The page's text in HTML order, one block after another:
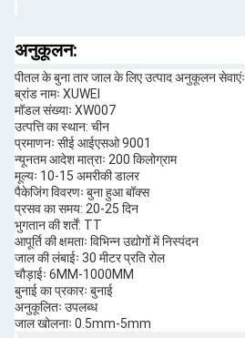
अनुकूलन:
पीतल के बुना तार जाल के लिए उत्पाद अनुकूलन सेवाएंः
ब्रांड नामः XUWEI
मॉडल संख्याः XW007
उत्पत्ति का स्थान: चीन
प्रमाणनः सीई आईएसओ 9001
न्यूनतम आदेश मात्राः 200 किलोग्राम
मूल्यः 10-15 अमरीकी डालर
पैकेजिंग विवरणः बुना हुआ बॉक्स
प्रसव का समय: 20-25 दिन
भुगतान की शर्तें: TT
आपूर्ति की क्षमताः विभिन्न उद्योगों में निस्पंदन
जाल की लंबाईः 30 मीटर प्रति रोल
चौड़ाईः 6MM-1000MM
बुनाई का प्रकारः बुनाई
अनुकूलितः उपलब्ध
जाल खोलनाः 0.5mm-5mm